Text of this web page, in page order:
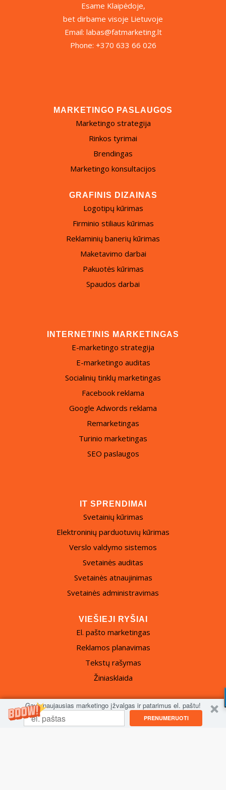
Gauk naujausias marketingo įžvalgas ir patarimus el. paštu!
PRENUMERUOTI
Esame Klaipėdoje,
bet dirbame visoje Lietuvoje
Email: labas@fatmarketing.lt
Phone: +370 633 66 026
MARKETINGO PASLAUGOS
Marketingo strategija
Rinkos tyrimai
Brendingas
Marketingo konsultacijos
GRAFINIS DIZAINAS
Logotipų kūrimas
Firminio stiliaus kūrimas
Reklaminių banerių kūrimas
Maketavimo darbai
Pakuotės kūrimas
Spaudos darbai
INTERNETINIS MARKETINGAS
E-marketingo strategija
E-marketingo auditas
Socialinių tinklų marketingas
Facebook reklama
Google Adwords reklama
Remarketingas
Turinio marketingas
SEO paslaugos
IT SPRENDIMAI
Svetainių kūrimas
Elektroninių parduotuvių kūrimas
Verslo valdymo sistemos
Svetainės auditas
Svetainės atnaujinimas
Svetainės administravimas
VIEŠIEJI RYŠIAI
El. pašto marketingas
Reklamos planavimas
Tekstų rašymas
Žiniasklaida